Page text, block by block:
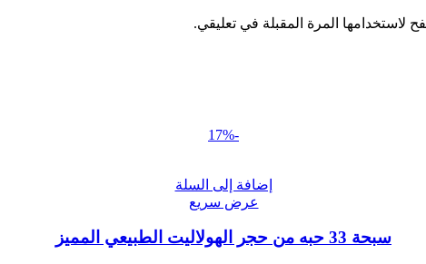
لاستخدامها المرة المقبلة في تعليقي.
-17%
إضافة إلى السلة
عرض سريع
سبحة 33 حبه من حجر الهولاليت الطبيعي المميز